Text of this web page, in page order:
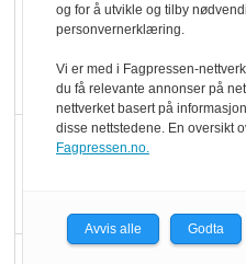
og for å utvikle og tilby
personvernerklæring.
Vi er med i Fagpressen-
du få relevante annonser på
nettverket basert på
disse nettstedene. En oversikt
Fagpressen.no.
Avvis alle Godta